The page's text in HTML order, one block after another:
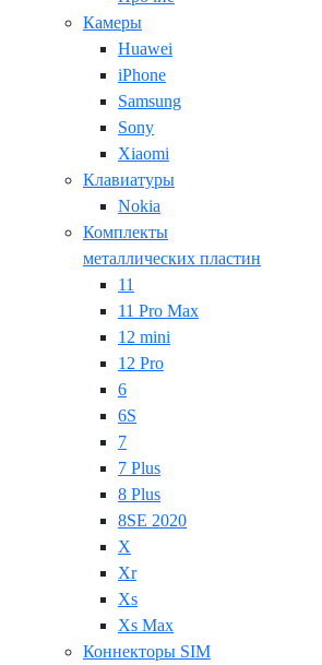
Камеры
Huawei
iPhone
Samsung
Sony
Xiaomi
Клавиатуры
Nokia
Комплекты
металлических пластин
11
11 Pro Max
12 mini
12 Pro
6
6S
7
7 Plus
8 Plus
8SE 2020
X
Xr
Xs
Xs Max
Коннекторы SIM